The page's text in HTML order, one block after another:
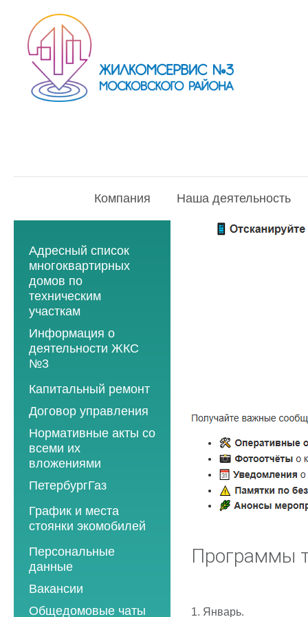
Компания Наша деятельность
Адресный список
многоквартирных
домов по
техническим
участкам
Информация о
деятельности ЖКС
№3
Программы
2013 год
2014 год
2015 год
2016 год
2017 год
2018 год
Капитальный ремонт
Договор управления
Нормативные акты со
всеми их
вложениями
ПетербургГаз
2018 год
2019 год
2020 год
2021 год
2022 год
График и места
стоянки экомобилей
2019 год
2020 год
2021 год
2022 год
Персональные
данные
Вакансии
Общедомовые чаты
Программы
1. Январь.